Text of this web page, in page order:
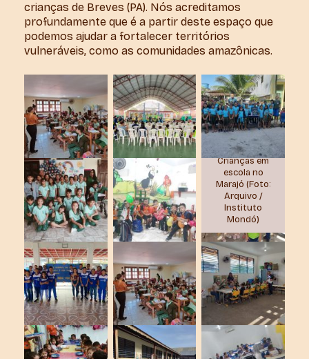
crianças de Breves (PA). Nós acreditamos
profundamente que é a partir deste espaço que
podemos ajudar a fortalecer territórios
vulneráveis, como as comunidades amazônicas.
Crianças em
escola no
Marajó (Foto:
Arquivo /
Instituto
Mondó)